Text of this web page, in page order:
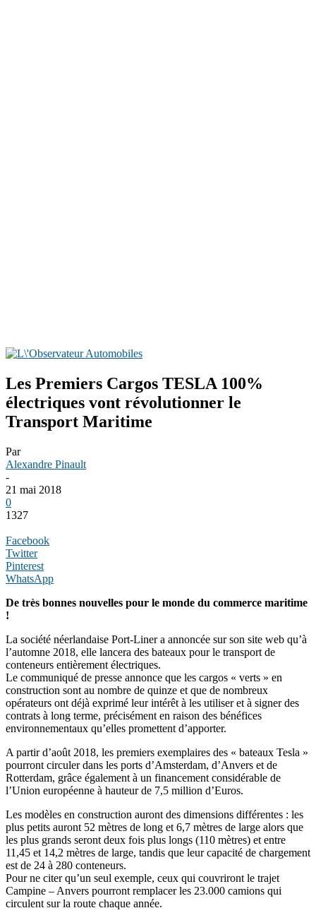
Les Premiers Cargos TESLA 100%
électriques vont révolutionner le
Transport Maritime
Par
Alexandre Pinault
-
21 mai 2018
0
1327
Facebook
Twitter
Pinterest
WhatsApp
De très bonnes nouvelles pour le monde du commerce maritime
!
La société néerlandaise Port-Liner a annoncée sur son site web qu’à
l’automne 2018, elle lancera des bateaux pour le transport de
conteneurs entièrement électriques.
Le communiqué de presse annonce que les cargos « verts » en
construction sont au nombre de quinze et que de nombreux
opérateurs ont déjà exprimé leur intérêt à les utiliser et à signer des
contrats à long terme, précisément en raison des bénéfices
environnementaux qu’elles promettent d’apporter.
A partir d’août 2018, les premiers exemplaires des « bateaux Tesla »
pourront circuler dans les ports d’Amsterdam, d’Anvers et de
Rotterdam, grâce également à un financement considérable de
l’Union européenne à hauteur de 7,5 million d’Euros.
Les modèles en construction auront des dimensions différentes : les
plus petits auront 52 mètres de long et 6,7 mètres de large alors que
les plus grands seront deux fois plus longs (110 mètres) et entre
11,45 et 14,2 mètres de large, tandis que leur capacité de chargement
est de 24 à 280 conteneurs.
Pour ne citer qu’un seul exemple, ceux qui couvriront le trajet
Campine – Anvers pourront remplacer les 23.000 camions qui
circulent sur la route chaque année.